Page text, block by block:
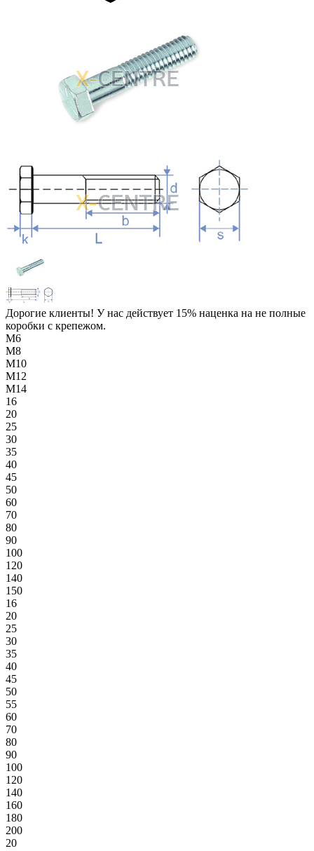
Дорогие клиенты! У нас действует 15% наценка на не полные
коробки с крепежом.
М6
М8
М10
М12
М14
16
20
25
30
35
40
45
50
60
70
80
90
100
120
140
150
16
20
25
30
35
40
45
50
55
60
70
80
90
100
120
140
160
180
200
20